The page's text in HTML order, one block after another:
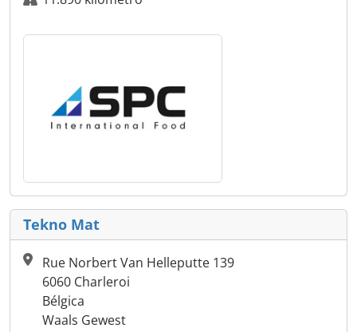
Tekno Mat
Rue Norbert Van Helleputte 139
6060 Charleroi
Bélgica
Waals Gewest